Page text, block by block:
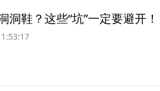
洞鞋？这些“坑”一定要避开！